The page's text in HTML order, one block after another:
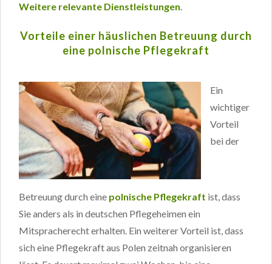
Weitere relevante Dienstleistungen.
Vorteile einer häuslichen Betreuung durch
eine polnische Pflegekraft
Ein
wichtiger
Vorteil
bei der
Betreuung durch eine polnische Pflegekraft ist, dass
Sie anders als in deutschen Pflegeheimen ein
Mitspracherecht erhalten. Ein weiterer Vorteil ist, dass
sich eine Pflegekraft aus Polen zeitnah organisieren